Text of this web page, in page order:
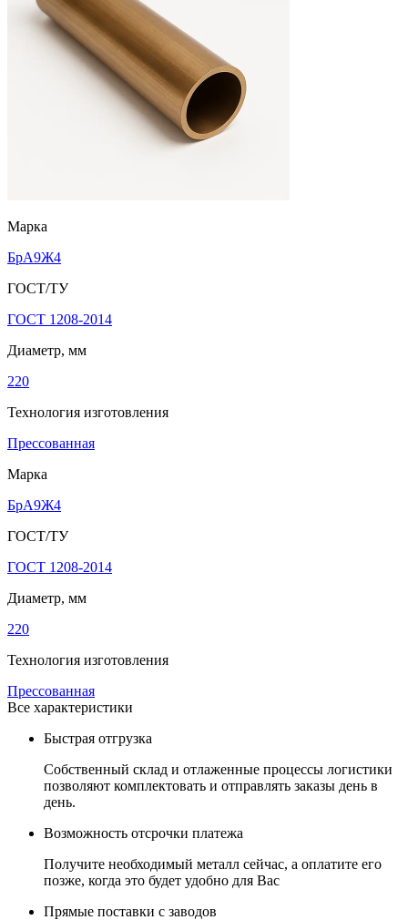
Марка
БрА9Ж4
ГОСТ/ТУ
ГОСТ 1208-2014
Диаметр, мм
220
Технология изготовления
Прессованная
Марка
БрА9Ж4
ГОСТ/ТУ
ГОСТ 1208-2014
Диаметр, мм
220
Технология изготовления
Прессованная
Все характеристики
Быстрая отгрузка
Собственный склад и отлаженные процессы логистики
позволяют комплектовать и отправлять заказы день в
день.
Возможность отсрочки платежа
Получите необходимый металл сейчас, а оплатите его
позже, когда это будет удобно для Вас
Прямые поставки с заводов